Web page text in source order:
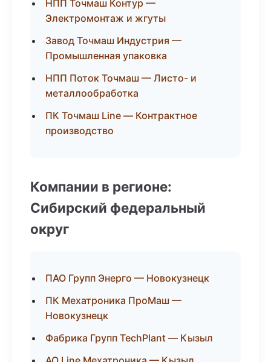
НПП Точмаш Контур —
Электромонтаж и жгуты
Завод Точмаш Индустрия —
Промышленная упаковка
НПП Поток Точмаш — Листо- и
металлообработка
ПК Точмаш Line — Контрактное
производство
Компании в регионе:
Сибирский федеральный
округ
ПАО Групп Энерго — Новокузнецк
ПК Мехатроника ПроМаш —
Новокузнецк
Фабрика Групп TechPlant — Кызыл